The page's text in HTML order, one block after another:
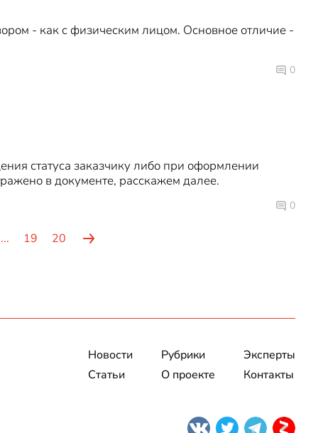
- как с физическим лицом. Основное отличие -
0
статуса заказчику либо при оформлении
в документе, расскажем далее.
0
... 19 20
Новости
Статьи
Рубрики
О проекте
Эксперты
Контакты